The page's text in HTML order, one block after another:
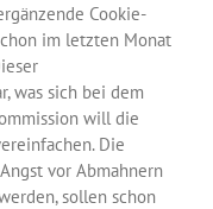
Cookie-
im letzten Monat
was sich bei dem
will die
Die
vor Abmahnern
sollen schon